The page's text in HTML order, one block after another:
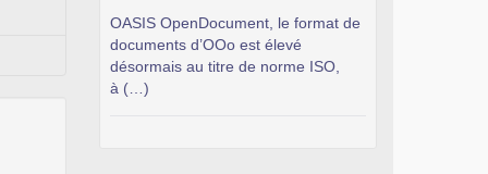
OASIS OpenDocument, le format de
documents d’OOo est élevé
désormais au titre de norme ISO,
à (…)